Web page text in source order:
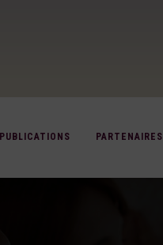
PUBLICATIONS PARTENAIRES